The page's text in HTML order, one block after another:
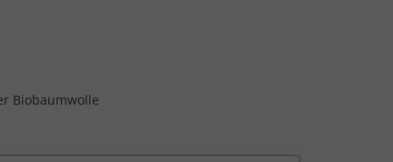
Biobaumwolle